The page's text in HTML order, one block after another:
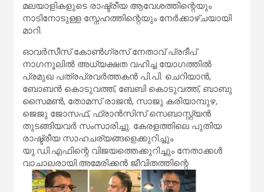
മലയാളികളുടെ രാഷ്ട്രീയ ആവേശത്തിന്റെയും
നാടിനോടുള്ള സ്നേഹത്തിന്റെയും നേർക്കാഴ്ചയായി
മാറി.
ഓവർസീസ് കോൺഗ്രസ് നേതാവ് പ്രദീപ്
നാഗനൂലിൽ അധ്യക്ഷത വഹിച്ച യോഗത്തിൽ
പ്രമുഖ പത്രപ്രവർത്തകൻ പി.പി. ചെറിയാൻ,
ബോബൻ കൊടുവത്ത്, ബേബി കൊടുവത്ത്, ബാബു
സൈമൺ, തോമസ് രാജൻ, സാജു കരിയാമ്പുഴ,
ജെജു ജോസഫ്, ഫ്രാൻസിസ് സെബാസ്റ്റ്യൻ
തുടങ്ങിയവർ സംസാരിച്ചു. കേരളത്തിലെ പുതിയ
രാഷ്ട്രീയ സാഹചര്യങ്ങളെക്കുറിച്ചും
യു.ഡി.എഫിന്റെ വിജയത്തെക്കുറിച്ചും നേതാക്കൾ
വാചാലരായി.അമേരിക്കൻ ജീവിതത്തിന്റെ